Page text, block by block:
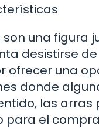
una figura
desistirse
ofrecer una
donde
las
para el